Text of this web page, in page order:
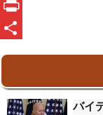
e
b
n
e
m
a
O
uP
バイ